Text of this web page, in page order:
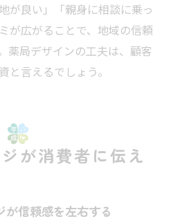
が良い」「親身に相談に乗っ
が広がることで、地域の信頼
薬局デザインの工夫は、顧客
と言えるでしょう。
が消費者に伝え
が信頼感を左右する